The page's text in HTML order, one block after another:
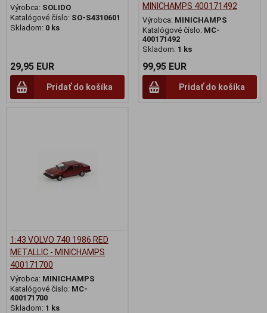
Výrobca: SOLIDO
Katalógové číslo: SO-S4310601
Skladom: 0 ks
29,95 EUR
Pridať do košíka
MINICHAMPS 400171492
Výrobca: MINICHAMPS
Katalógové číslo: MC-
400171492
Skladom: 1 ks
99,95 EUR
Pridať do košíka
1:43 VOLVO 740 1986 RED
METALLIC - MINICHAMPS
400171700
Výrobca: MINICHAMPS
Katalógové číslo: MC-
400171700
Skladom: 1 ks